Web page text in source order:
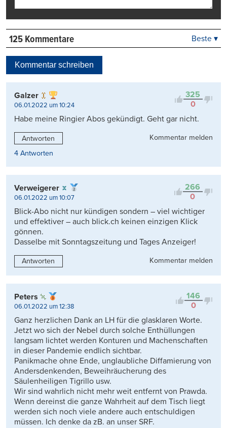
125 Kommentare
Kontrovers
Beste ▾
Kommentar schreiben
325
0
Galzer
06.01.2022 um 10:24
Habe meine Ringier Abos gekündigt. Geht gar nicht.
Antworten
Kommentar melden
4 Antworten
266
0
Verweigerer
06.01.2022 um 10:07
Blick-Abo nicht nur kündigen sondern – viel wichtiger
und effektiver – auch blick.ch keinen einzigen Klick
gönnen.
Dasselbe mit Sonntagszeitung und Tages Anzeiger!
Antworten Kommentar melden
146
0
Peters
06.01.2022 um 12:38
Ganz herzlichen Dank an LH für die glasklaren Worte.
Jetzt wo sich der Nebel durch solche Enthüllungen
langsam lichtet werden Konturen und Machenschaften
in dieser Pandemie endlich sichtbar.
Panikmache ohne Ende, unglaubliche Diffamierung von
Andersdenkenden, Beweihräucherung des
Säulenheiligen Tigrillo usw.
Wir sind wahrlich nicht mehr weit entfernt von Prawda.
Wenn dereinst die ganze Wahrheit auf dem Tisch liegt
werden sich noch viele andere auch entschuldigen
müssen. Ich denke da zB. an unser SRF.